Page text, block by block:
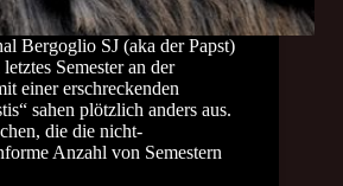
Bergoglio SJ (aka der Papst)
Semester an der
einer erschreckenden
sahen plötzlich anders aus.
die die nicht-
Anzahl von Semestern